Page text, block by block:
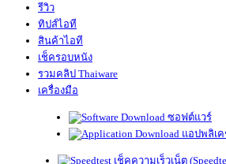
รีวิว
ทิปส์ไอที
สินค้าไอที
เช็ครอบหนัง
รวมคลิป Thaiware
เครื่องมือ
ซอฟต์แวร์
แอปพลิเ
เช็คความเร็วเน็ต